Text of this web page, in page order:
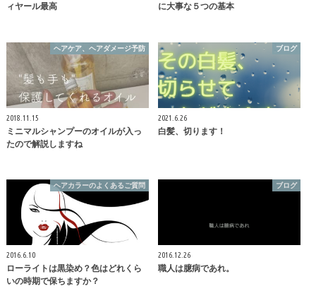
ィヤール最高
に大事な５つの基本
ヘアケア、ヘアダメージ予防
2018.11.15
ミニマルシャンプーのオイルが入っ
たので解説しますね
ブログ
2021.6.26
白髪、切ります！
ヘアカラーのよくあるご質問
2016.6.10
ローライトは黒染め？色はどれくら
いの時期で保ちますか？
ブログ
2016.12.26
職人は臆病であれ。